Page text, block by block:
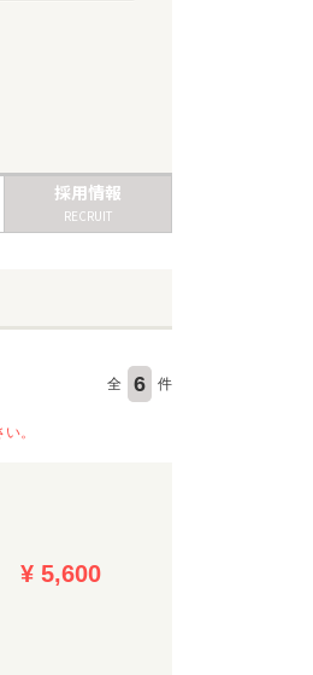
採用情報
RECRUIT
全 6 件
。
¥ 5,600